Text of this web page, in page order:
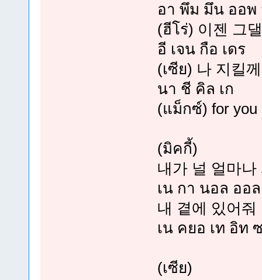
อา พึม มึน ออพ
(ฮีโร่) 이젠 그댈
อี เจน กือ เดร
(เซีย) 나 지킬께
นา ชี คิล เก
(แม็กซ์) for you
(มิคกี้)
내가 널 얼마
เน กา นอล ออ
내 곁에 있어줘
เน คยอ เท อิท
(เซีย)